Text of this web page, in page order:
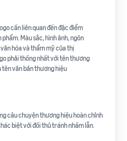
cần liên quan đến đặc điểm
Màu sắc, hình ảnh, ngôn
hóa và thẩm mỹ của thị
phải thống nhất với tên thương
tên văn bản thương hiệu
câu chuyện thương hiệu hoàn chỉnh
biệt với đối thủ tránh nhầm lẫn.